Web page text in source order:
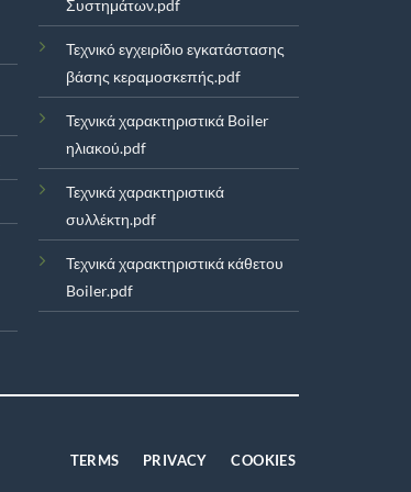
Συστημάτων.pdf
Τεχνικό εγχειρίδιο εγκατάστασης
βάσης κεραμοσκεπής.pdf
Τεχνικά χαρακτηριστικά Boiler
ηλιακού.pdf
Τεχνικά χαρακτηριστικά
συλλέκτη.pdf
Τεχνικά χαρακτηριστικά κάθετου
Boiler.pdf
TERMS PRIVACY COOKIES